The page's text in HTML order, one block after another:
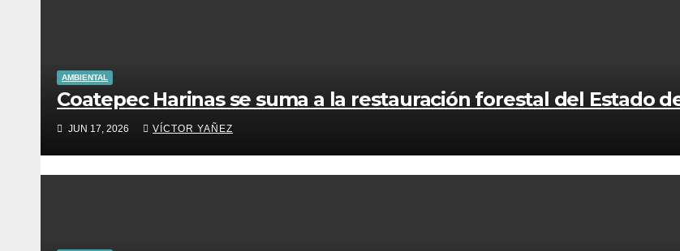
AMBIENTAL
Coatepec Harinas se suma a la restauración forestal del Estado
JUN 17, 2026 VÍCTOR YAÑEZ